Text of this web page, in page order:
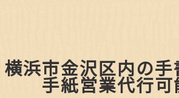
横浜市金沢区内の手
手紙営業代行可